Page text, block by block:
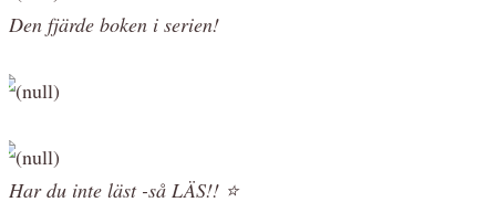
Den fjärde boken i serien!
Har du inte läst -så LÄS!! ⭐️